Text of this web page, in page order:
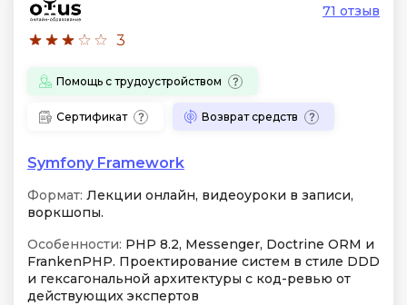
3
71 отзыв
Помощь с трудоустройством
Сертификат Возврат средств
Symfony Framework
Формат: Лекции онлайн, видеоуроки в записи,
воркшопы.
Особенности: PHP 8.2, Messenger, Doctrine ORM и
FrankenPHP. Проектирование систем в стиле DDD
и гексагональной архитектуры с код-ревью от
действующих экспертов